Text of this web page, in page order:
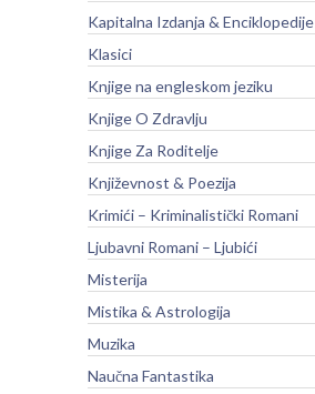
Kapitalna Izdanja & Enciklopedije
Klasici
Knjige na engleskom jeziku
Knjige O Zdravlju
Knjige Za Roditelje
Književnost & Poezija
Krimići – Kriminalistički Romani
Ljubavni Romani – Ljubići
Misterija
Mistika & Astrologija
Muzika
Naučna Fantastika